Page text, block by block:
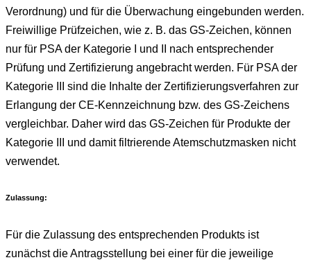
Verordnung) und für die Überwachung eingebunden werden.
Freiwillige Prüfzeichen, wie z. B. das GS-Zeichen, können
nur für PSA der Kategorie I und II nach entsprechender
Prüfung und Zertifizierung angebracht werden. Für PSA der
Kategorie III sind die Inhalte der Zertifizierungsverfahren zur
Erlangung der CE-Kennzeichnung bzw. des GS-Zeichens
vergleichbar. Daher wird das GS-Zeichen für Produkte der
Kategorie III und damit filtrierende Atemschutzmasken nicht
verwendet.
Zulassung:
Für die Zulassung des entsprechenden Produkts ist
zunächst die Antragsstellung bei einer für die jeweilige